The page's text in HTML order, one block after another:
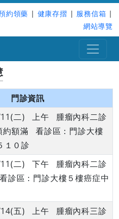
約領藥 | 健康存摺 | 服務信箱 |
網站導覽
門診資訊
11(二) 上午 腫瘤內科二診
約額滿 看診區：門診大樓
１０診
11(二) 下午 腫瘤內科二診
診區：門診大樓５樓癌症中
14(五) 上午 腫瘤內科三診